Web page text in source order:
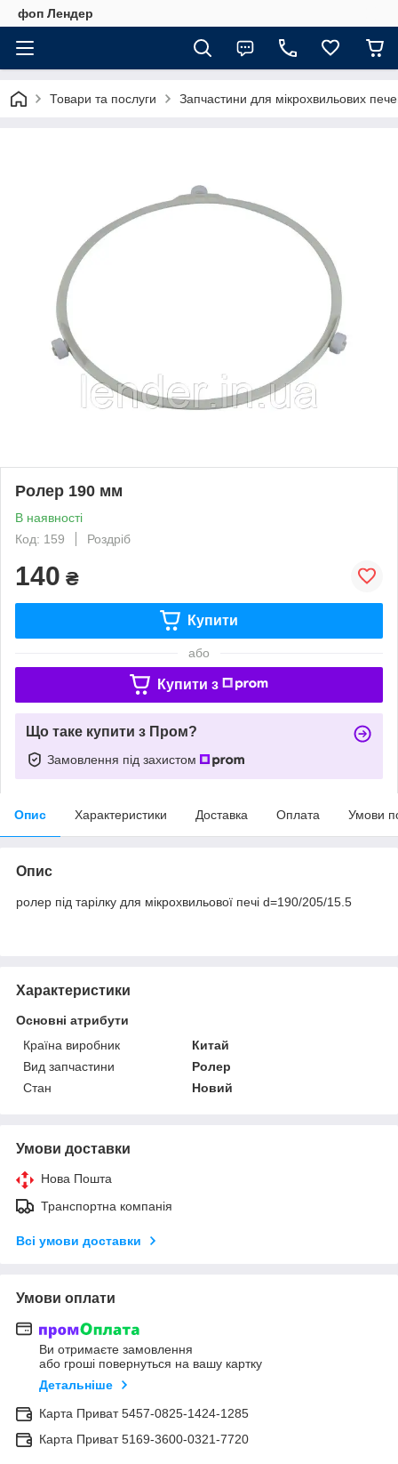
фоп Лендер
Товари та послуги Запчастини для мікрохвильових
Ролер 190 мм
В наявності
Код: 159
Роздріб
140 ₴
Купити
або
Купити з
Що таке купити з Пром?
Замовлення під захистом
Опис Характеристики Доставка Оплата Умови
Опис
ролер під тарілку для мікрохвильової печі d=190/205/15.5
Характеристики
Основні атрибути
Країна виробник
Китай
Вид запчастини
Ролер
Стан
Новий
Умови доставки
Нова Пошта
Транспортна компанія
Всі умови доставки
Умови оплати
Ви отримаєте замовлення
або гроші повернуться на вашу картку
Детальніше
Карта Приват 5457-0825-1424-1285
Карта Приват 5169-3600-0321-7720